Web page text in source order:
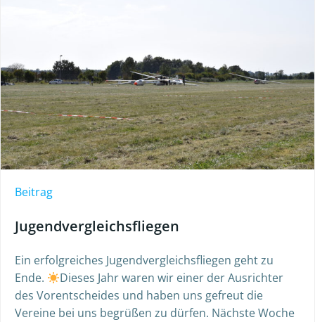
Beitrag
Jugendvergleichsfliegen
Ein erfolgreiches Jugendvergleichsfliegen geht zu
Ende.
Dieses Jahr waren wir einer der Ausrichter
des Vorentscheides und haben uns gefreut die
Vereine bei uns begrüßen zu dürfen. Nächste Woche